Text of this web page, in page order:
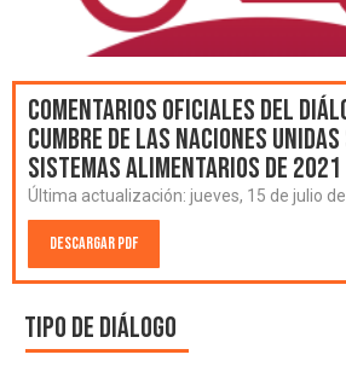
Comentarios oficiales del
Cumbre de las Naciones
Sistemas Alimentarios de 2021
Última actualización: jueves, 15 de julio
Descargar PDF
Tipo de diálogo